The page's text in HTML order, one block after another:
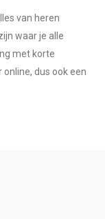
van heren
waar je alle
met korte
dus ook een